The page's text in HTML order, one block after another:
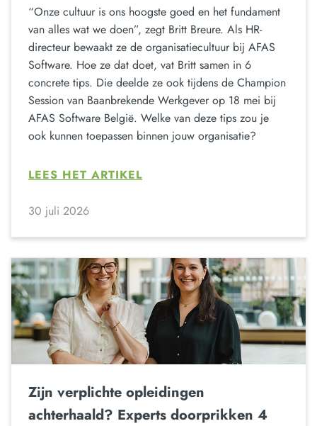
“Onze cultuur is ons hoogste goed en het fundament
van alles wat we doen”, zegt Britt Breure. Als HR-
directeur bewaakt ze de organisatiecultuur bij AFAS
Software. Hoe ze dat doet, vat Britt samen in 6
concrete tips. Die deelde ze ook tijdens de Champion
Session van Baanbrekende Werkgever op 18 mei bij
AFAS Software België. Welke van deze tips zou je
ook kunnen toepassen binnen jouw organisatie?
LEES HET ARTIKEL
30 juli 2026
Zijn verplichte opleidingen
achterhaald? Experts doorprikken 4